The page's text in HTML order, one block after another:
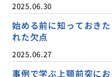
2025.06.30
始める前に知っておき
れた欠点
2025.06.27
事例で学ぶ上顎前突に